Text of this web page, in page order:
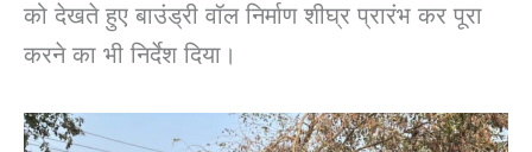
को देखते हुए बाउंड्री वॉल निर्माण शीघ्र प्रारंभ कर पूरा
करने का भी निर्देश दिया।